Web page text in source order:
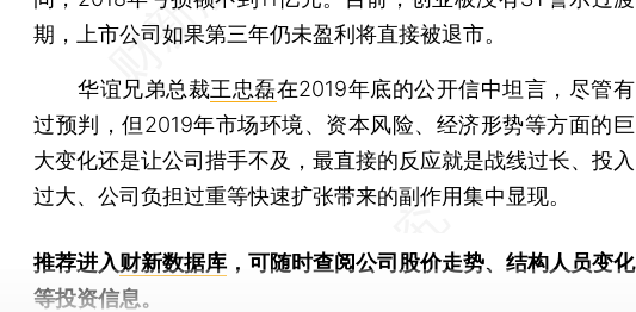
期，上市公司如果第三年仍未盈利将直接被退市。
华谊兄弟总裁王忠磊在2019年底的公开信中坦言，尽管有
过预判，但2019年市场环境、资本风险、经济形势等方面的巨
大变化还是让公司措手不及，最直接的反应就是战线过长、投入
过大、公司负担过重等快速扩张带来的副作用集中显现。
推荐进入财新数据库 ，可随时查阅公司股价走势、结构人员变化
等投资信息。